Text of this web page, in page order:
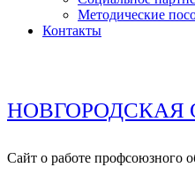
Методические
Контакты
НОВГОРОДСКАЯ
Сайт о работе профсоюзного